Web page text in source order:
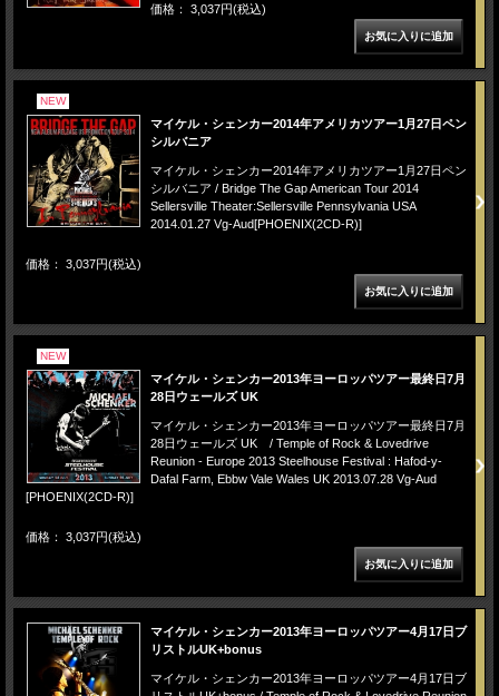
価格： 3,037円(税込)
NEW
マイケル・シェンカー2014年アメリカツアー1月27日ペン
シルバニア
マイケル・シェンカー2014年アメリカツアー1月27日ペン
シルバニア / Bridge The Gap American Tour 2014
Sellersville Theater:Sellersville Pennsylvania USA
2014.01.27 Vg-Aud[PHOENIX(2CD-R)]
価格： 3,037円(税込)
NEW
マイケル・シェンカー2013年ヨーロッパツアー最終日7月
28日ウェールズ UK
マイケル・シェンカー2013年ヨーロッパツアー最終日7月
28日ウェールズ UK / Temple of Rock & Lovedrive
Reunion - Europe 2013 Steelhouse Festival : Hafod-y-
Dafal Farm, Ebbw Vale Wales UK 2013.07.28 Vg-Aud
[PHOENIX(2CD-R)]
価格： 3,037円(税込)
マイケル・シェンカー2013年ヨーロッパツアー4月17日ブ
リストルUK+bonus
マイケル・シェンカー2013年ヨーロッパツアー4月17日ブ